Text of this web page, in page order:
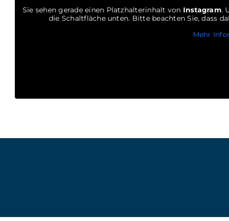
Sie sehen gerade einen Platzhalterinhalt von Instagram.
die Schaltfläche unten. Bitte beachten Sie, dass
Mehr